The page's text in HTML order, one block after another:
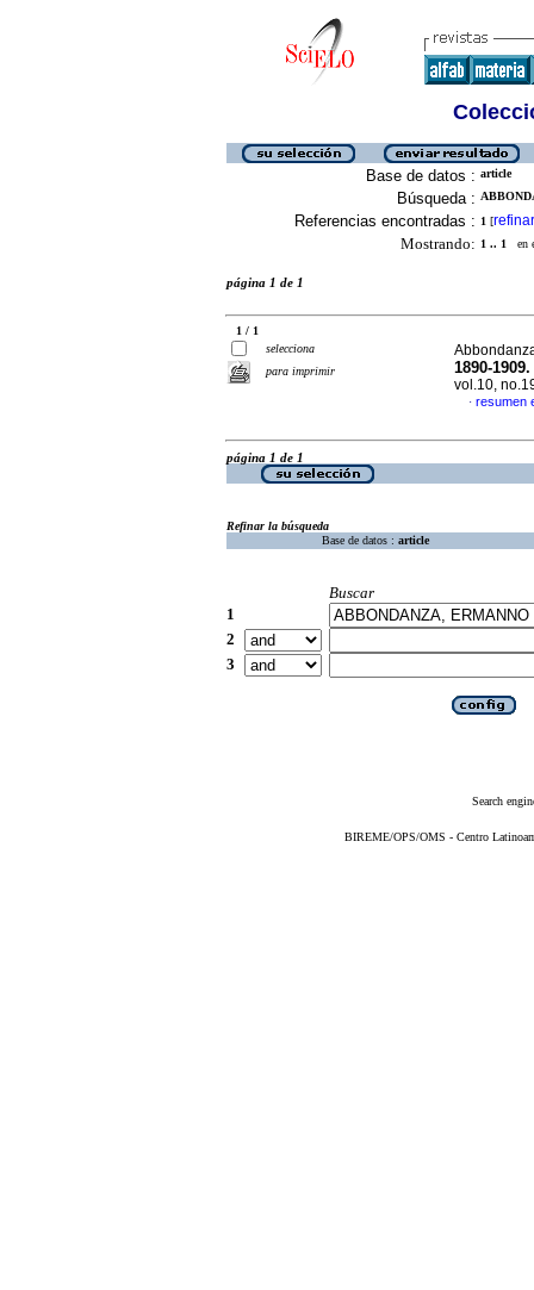
Base de datos : article
Búsqueda :
Referencias encontradas : 1 [refinar
Mostrando: 1 .. 1 en
página 1 de 1
1 / 1
selecciona
para imprimir
1890-
vol.10,
· resumen
página 1 de 1
Refinar la búsqueda
Base de datos : article
Buscar
1
2
3
Search
BIREME/OPS/OMS - Centro